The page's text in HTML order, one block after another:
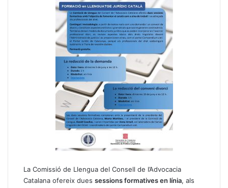
La Comissió de Llengua del Consell de l’Advocacia
Catalana ofereix dues sessions formatives en línia, als